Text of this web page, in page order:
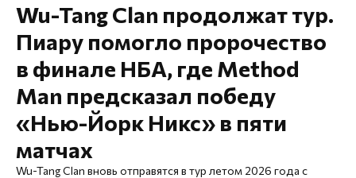
Wu-Tang Clan продолжат тур.
Пиару помогло пророчество
в финале НБА, где Method
Man предсказал победу
«Нью-Йорк Никс» в пяти
матчах
Wu-Tang Clan вновь отправятся в тур летом 2026 года с